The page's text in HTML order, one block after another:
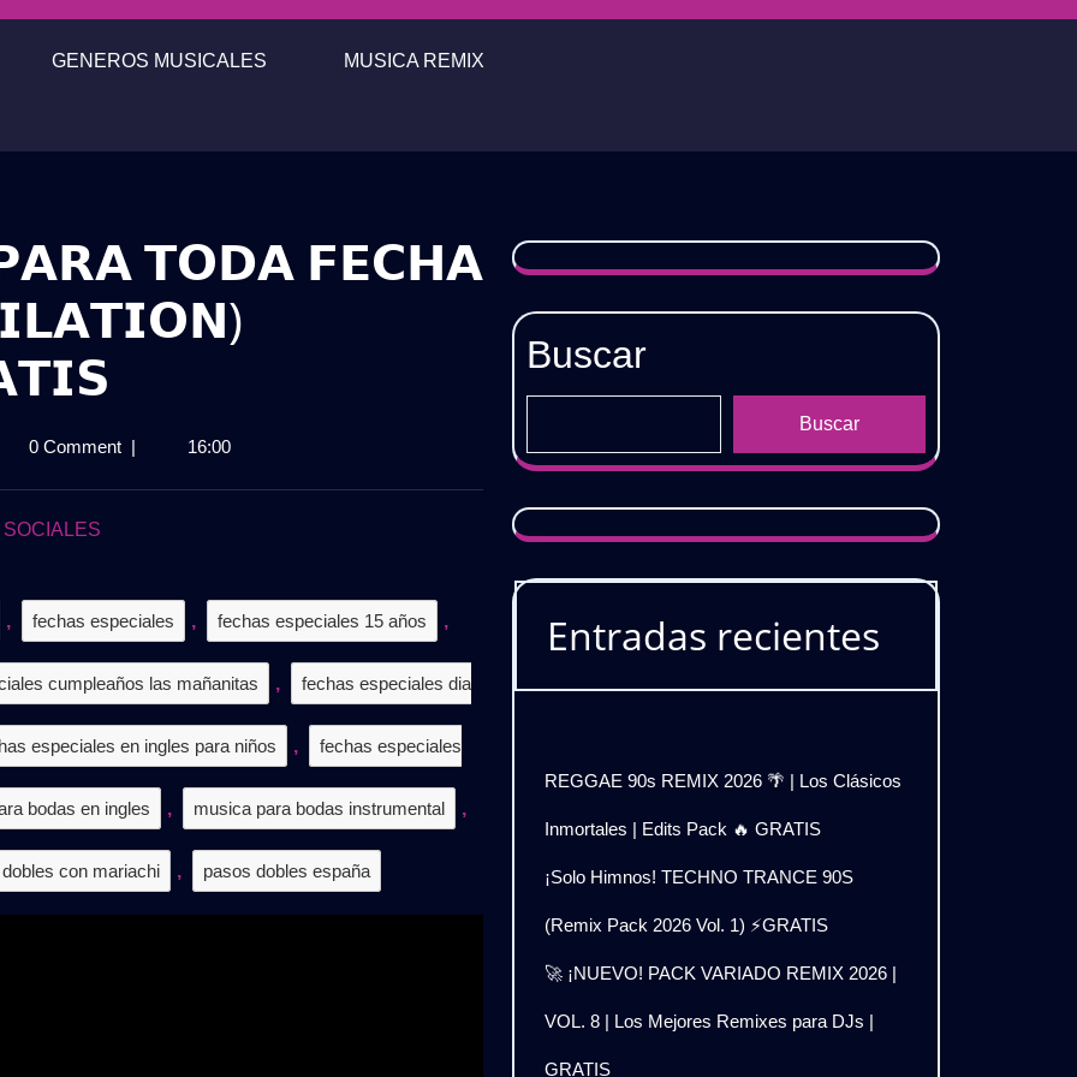
GENEROS MUSICALES MUSICA REMIX
𝗧𝗢𝗗𝗔 𝗙𝗘𝗖𝗛𝗔
0 Comment | 16:00
, fechas especiales , fechas especiales 15 años ,
cumpleaños las mañanitas , fechas especiales dia
especiales en ingles para niños , fechas especiales
bodas en ingles , musica para bodas instrumental ,
con mariachi , pasos dobles españa
Buscar
Buscar
Entradas recientes
REGGAE 90s REMIX 2026 🌴 | Los Clásicos
Inmortales | Edits Pack 🔥 GRATIS
¡Solo Himnos! TECHNO TRANCE 90S
(Remix Pack 2026 Vol. 1) ⚡GRATIS
🚀 ¡NUEVO! PACK VARIADO REMIX 2026 |
VOL. 8 | Los Mejores Remixes para DJs |
GRATIS